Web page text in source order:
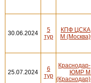
30.06.2024
5
тур
КПФ ЦСКА
М (Москва)
25.07.2024
6
тур
Краснодар-
ЮМР М
(Краснодар)